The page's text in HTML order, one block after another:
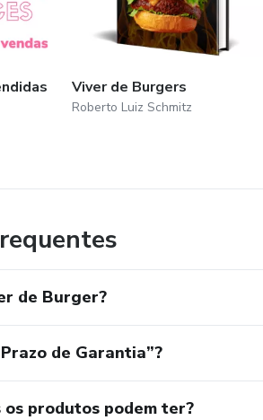
Viver de Burgers
Roberto Luiz Schmitz
de Burger?
de Garantia”?
produtos podem ter?